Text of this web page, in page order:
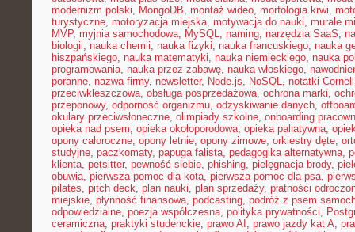
modernizm polski, MongoDB, montaż wideo, morfologia krwi,
turystyczne, motoryzacja miejska, motywacja do nauki, murale
MVP, myjnia samochodowa, MySQL, naming, narzędzia SaaS,
biologii, nauka chemii, nauka fizyki, nauka francuskiego, nauka
hiszpańskiego, nauka matematyki, nauka niemieckiego, nauka
programowania, nauka przez zabawę, nauka włoskiego,
poranne, nazwa firmy, newsletter, Node.js, NoSQL, notatki Cornell
przeciwkleszczowa, obsługa posprzedażowa, ochrona marki,
przeponowy, odporność organizmu, odzyskiwanie danych,
okulary przeciwsłoneczne, olimpiady szkolne, onboarding
opieka nad psem, opieka okołoporodowa, opieka paliatywna,
opony całoroczne, opony letnie, opony zimowe, orkiestry dęte,
studyjne, paczkomaty, papuga falista, pedagogika alternatywna,
klienta, petsitter, pewność siebie, phishing, pielęgnacja brody,
obuwia, pierwsza pomoc dla kota, pierwsza pomoc dla psa,
pilates, pitch deck, plan nauki, plan sprzedaży, płatności
miejskie, płynność finansowa, podcasting, podróż z psem
odpowiedzialne, poezja współczesna, polityka prywatności,
ceramiczna, praktyki studenckie, prawo AI , prawo jazdy kat A,